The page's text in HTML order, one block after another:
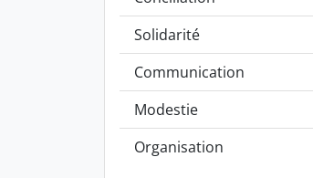
Solidarité
Communication
Modestie
Organisation